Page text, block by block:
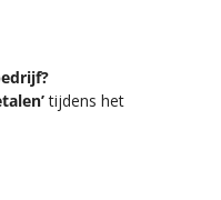
tijdens het